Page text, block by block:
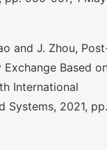
and J. Zhou,
Based
International
Systems, 2021, pp.